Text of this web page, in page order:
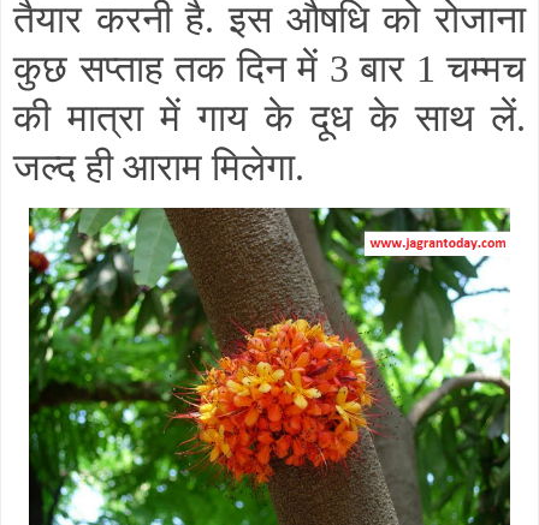
तैयार करनी है. इस औषधि को रोजाना
कुछ सप्ताह तक दिन में 3 बार 1 चम्मच
की मात्रा में गाय के दूध के साथ लें.
जल्द ही आराम मिलेगा.